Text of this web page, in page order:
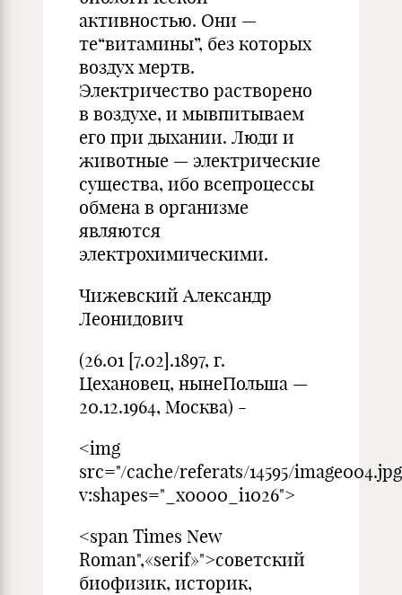
активностью. Они —
те“витамины”, без которых
воздух мертв.
Электричество растворено
в воздухе, и мывпитываем
его при дыхании. Люди и
животные — электрические
существа, ибо всепроцессы
обмена в организме
являются
электрохимическими.
Чижевский Александр
Леонидович
(26.01 [7.02].1897, г.
Цехановец, нынеПольша —
20.12.1964, Москва) -
<img
src="/cache/referats/14595/
v:shapes="_x0000_i1026">
<span Times New
Roman",«serif»">советский
биофизик, историк,